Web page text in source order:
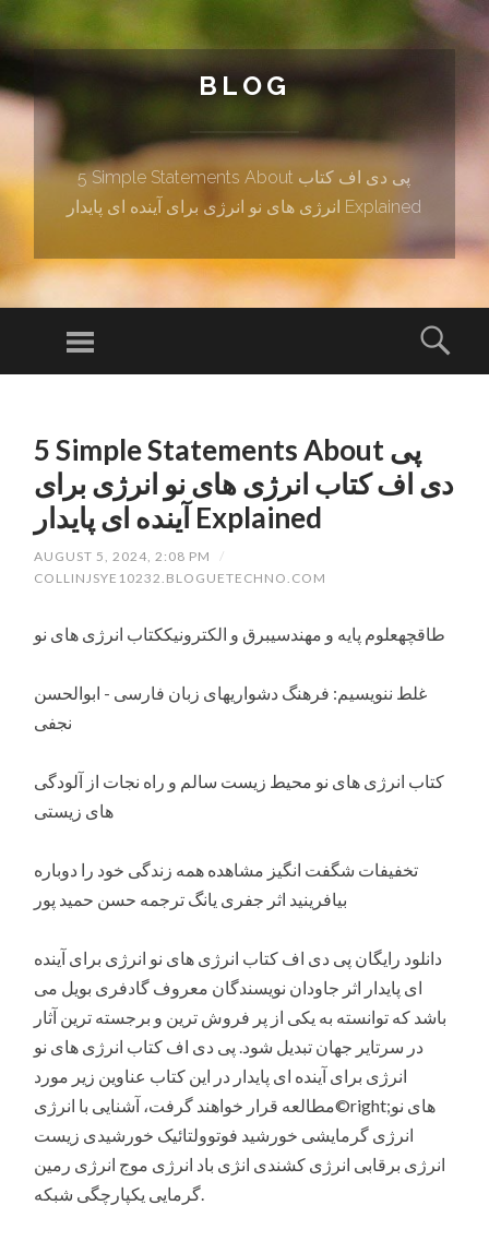
BLOG
5 Simple Statements About پی دی اف کتاب
انرژی های نو انرژی برای آینده ای پایدار Explained
Menu
5 Simple Statements About پی
دی اف کتاب انرژی های نو انرژی برای
آینده ای پایدار Explained
AUGUST 5, 2024, 2:08 PM
/
COLLINJSYE10232.BLOGUETECHNO.COM
طاقچهعلوم پایه و مهندسیبرق و الکترونیککتاب انرژی های نو
غلط ننویسیم: فرهنگ دشواریهای زبان فارسی - ابوالحسن
نجفی
کتاب انرژی های نو محیط زیست سالم و راه نجات از آلودگی
های زیستی
تخفیفات شگفت انگیز مشاهده همه زندگی خود را دوباره
بیافرینید اثر جفری یانگ ترجمه حسن حمید پور
دانلود رایگان پی دی اف کتاب انرژی های نو انرژی برای آینده
ای پایدار اثر جاودان نویسندگان معروف گادفری بویل می
باشد که توانسته به یکی از پر فروش ترین و برجسته ترین آثار
در سرتایر جهان تبدیل شود. پی دی اف کتاب انرژی های نو
انرژی برای آینده ای پایدار در این کتاب عناوین زیر مورد
مطالعه قرار خواهند گرفت، آشنایی با انرژی©right;های نو
انرژی گرمایشی خورشید فوتوولتائیک خورشیدی زیست
انرژی برقابی انرژی کشندی انژی باد انرژی موج انرژی رمین
گرمایی یکپارچگی شبکه.